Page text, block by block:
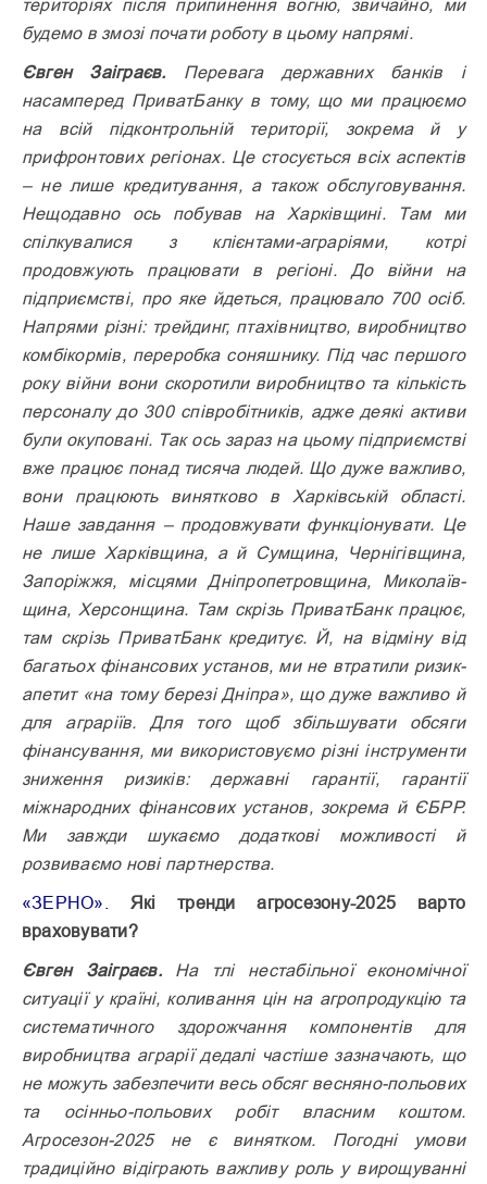
територіях після припинення вогню, звичайно, ми
будемо в змозі почати роботу в цьому напрямі.
Євген Заіграєв. Перевага державних банків і
насамперед ПриватБанку в тому, що ми працюємо
на всій підконтрольній території, зокрема й у
прифронтових регіонах. Це стосується всіх аспектів
– не лише кредитування, а також обслуговування.
Нещодавно ось побував на Харківщині. Там ми
спілкувалися з клієнтами-аграріями, котрі
продовжують працювати в регіоні. До війни на
підприємстві, про яке йдеться, працювало 700 осіб.
Напрями різні: трейдинг, птахівництво, виробництво
комбікормів, переробка соняшнику. Під час першого
року війни вони скоротили виробництво та кількість
персоналу до 300 співробітників, адже деякі активи
були окуповані. Так ось зараз на цьому підприємстві
вже працює понад тисяча людей. Що дуже важливо,
вони працюють винятково в Харківсь­кій області.
Наше завдання – продовжувати функціонувати. Це
не лише Харківщина, а й Сумщина, Чернігівщина,
Запоріжжя, місцями Дніпропетровщина, Мико­лаїв­
щина, Херсонщина. Там скрізь ПриватБанк працює,
там скрізь ПриватБанк кредитує. Й, на відміну від
багатьох фінансових установ, ми не втратили ризик-
апетит «на тому березі Дніпра», що дуже важливо й
для аграріїв. Для того щоб збільшувати обсяги
фінансування, ми використовуємо різні інструменти
зниження ризиків: державні гарантії, гарантії
міжнародних фінансових установ, зокрема й ЄБРР.
Ми завжди шукаємо додаткові можливості й
розвиваємо нові партнерства.
«ЗЕРНО».
Які тренди агросезону-2025 варто
враховувати?
Євген Заіграєв.На тлі нестабільної економічної
ситуації у країні, коливання цін на агропродукцію та
систематичного здорожчання компонентів для
виробництва аграрії дедалі частіше зазначають, що
не можуть забезпечити весь обсяг весняно-польових
та осінньо-польових робіт власним коштом.
Агросезон-2025 не є винятком. Погодні умови
традиційно відіграють важливу роль у вирощуванні